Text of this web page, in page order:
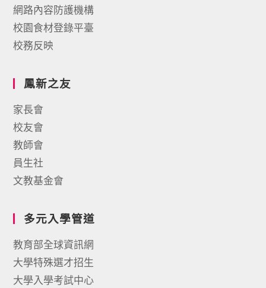
網路內容防護機構
校園食材登錄平臺
校務反映
鳳新之友
家長會
校友會
教師會
員生社
文教基金會
多元入學管道
教育部全球資訊網
大學特殊選才招生
大學入學考試中心